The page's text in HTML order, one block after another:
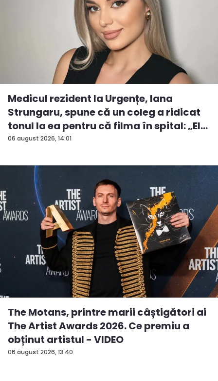
06 august 2026, 14:01
Medicul rezident la Urgențe, Iana
Strungaru, spune că un coleg a ridicat
tonul la ea pentru că filma în spital: „El
a...
06 august 2026, 13:40
The Motans, printre marii câștigători ai
The Artist Awards 2026. Ce premiu a
obținut artistul - VIDEO